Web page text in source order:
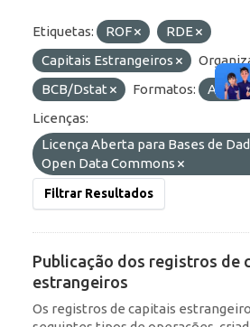
Etiquetas: ROF
RDE
Capitais Estrangeiros
BCB/Dstat
Formatos: API
Licenças:
Licença Aberta para Bases de
Open Data Commons
Filtrar Resultados
Publicação dos registros de
estrangeiros
Os registros de capitais